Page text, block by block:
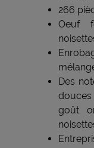
266
Oeuf
Des
goût